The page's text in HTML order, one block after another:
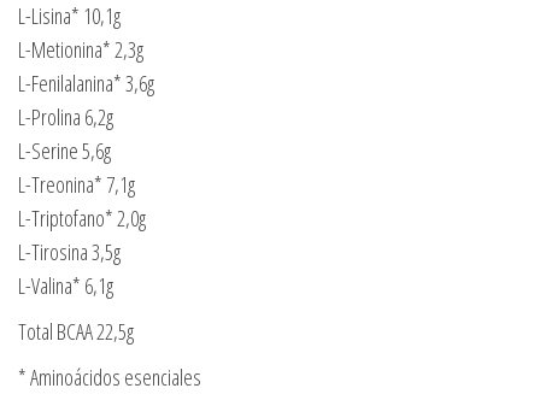
L-Lisina* 10,1g
L-Metionina* 2,3g
L-Fenilalanina* 3,6g
L-Prolina 6,2g
L-Serine 5,6g
L-Treonina* 7,1g
L-Triptofano* 2,0g
L-Tirosina 3,5g
L-Valina* 6,1g
Total BCAA 22,5g
* Aminoácidos esenciales